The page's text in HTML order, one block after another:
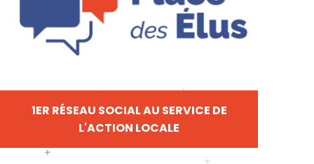
1ER RÉSEAU SOCIAL AU SERVICE DE
L'ACTION LOCALE